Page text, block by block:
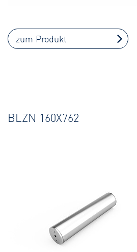
zum Produkt
BLZN 160X762